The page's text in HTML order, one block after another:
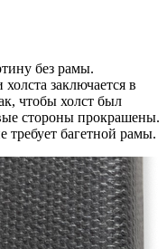
без рамы.
заключается в
чтобы холст был
стороны прокрашены.
требует багетной рамы.